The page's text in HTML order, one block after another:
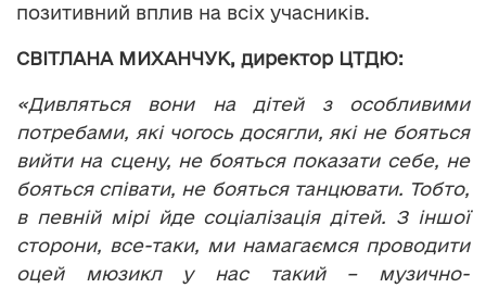
позитивний вплив на всіх учасників.
СВІТЛАНА МИХАНЧУК, директор ЦТДЮ:
«Дивляться вони на дітей з особливими
потребами, які чогось досягли, які не бояться
вийти на сцену, не бояться показати себе, не
бояться співати, не бояться танцювати. Тобто,
в певній мірі йде соціалізація дітей. З іншої
сторони, все-таки, ми намагаємся проводити
оцей мюзикл у нас такий – музично-